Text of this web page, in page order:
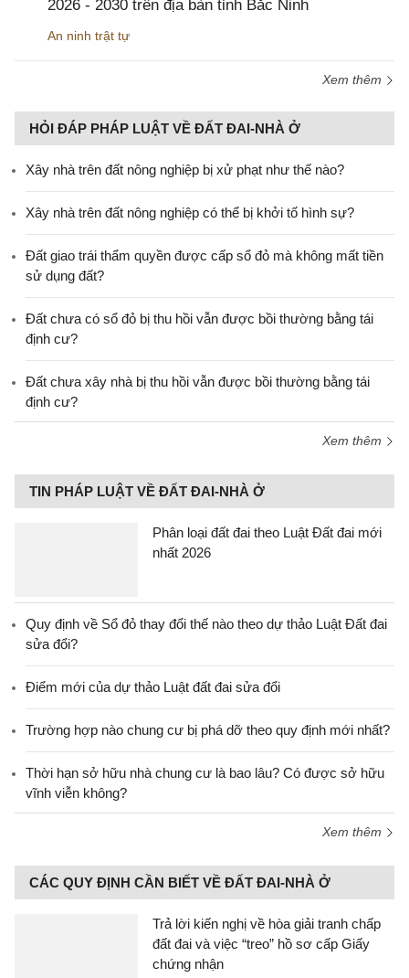
2026 - 2030 trên địa bàn tỉnh Bắc Ninh
An ninh trật tự
Xem thêm
HỎI ĐÁP PHÁP LUẬT VỀ ĐẤT ĐAI-NHÀ Ở
Xây nhà trên đất nông nghiệp bị xử phạt như thế nào?
Xây nhà trên đất nông nghiệp có thể bị khởi tố hình sự?
Đất giao trái thẩm quyền được cấp sổ đỏ mà không mất tiền
sử dụng đất?
Đất chưa có sổ đỏ bị thu hồi vẫn được bồi thường bằng tái
định cư?
Đất chưa xây nhà bị thu hồi vẫn được bồi thường bằng tái
định cư?
Xem thêm
TIN PHÁP LUẬT VỀ ĐẤT ĐAI-NHÀ Ở
Phân loại đất đai theo Luật Đất đai mới
nhất 2026
Quy định về Sổ đỏ thay đổi thế nào theo dự thảo Luật Đất đai
sửa đổi?
Điểm mới của dự thảo Luật đất đai sửa đổi
Trường hợp nào chung cư bị phá dỡ theo quy định mới nhất?
Thời hạn sở hữu nhà chung cư là bao lâu? Có được sở hữu
vĩnh viễn không?
Xem thêm
CÁC QUY ĐỊNH CẦN BIẾT VỀ ĐẤT ĐAI-NHÀ Ở
Trả lời kiến nghị về hòa giải tranh chấp
đất đai và việc “treo” hồ sơ cấp Giấy
chứng nhận